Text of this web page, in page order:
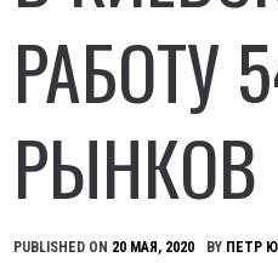
РАБОТУ
РЫНКОВ
PUBLISHED ON 20 МАЯ, 2020 BY ПЕТР